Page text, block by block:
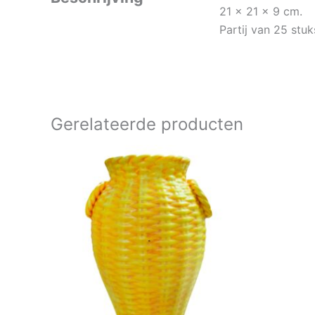
21 x 21 x 9 cm.
Partij van 25
Gerelateerde producten